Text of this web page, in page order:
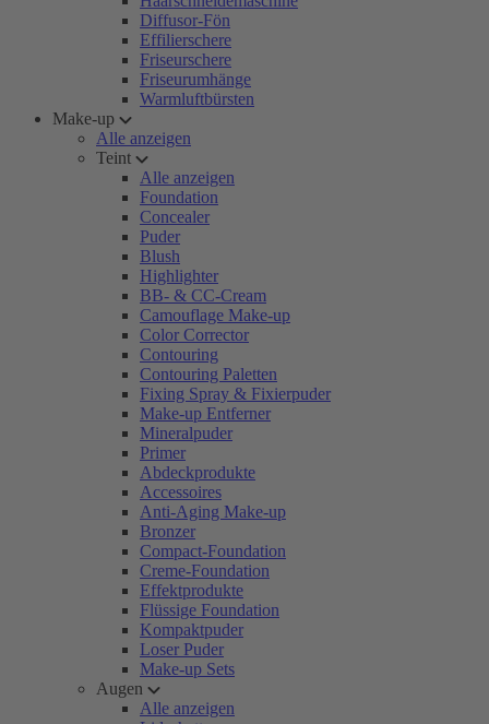
Diffusor-Fön
Effilierschere
Friseurschere
Friseurumhänge
Warmluftbürsten
Make-up
Alle anzeigen
Teint
Alle anzeigen
Foundation
Concealer
Puder
Blush
Highlighter
BB- & CC-Cream
Camouflage Make-up
Color Corrector
Contouring
Contouring Paletten
Fixing Spray & Fixierpuder
Make-up Entferner
Mineralpuder
Primer
Abdeckprodukte
Accessoires
Anti-Aging Make-up
Bronzer
Compact-Foundation
Creme-Foundation
Effektprodukte
Flüssige Foundation
Kompaktpuder
Loser Puder
Make-up Sets
Augen
Alle anzeigen